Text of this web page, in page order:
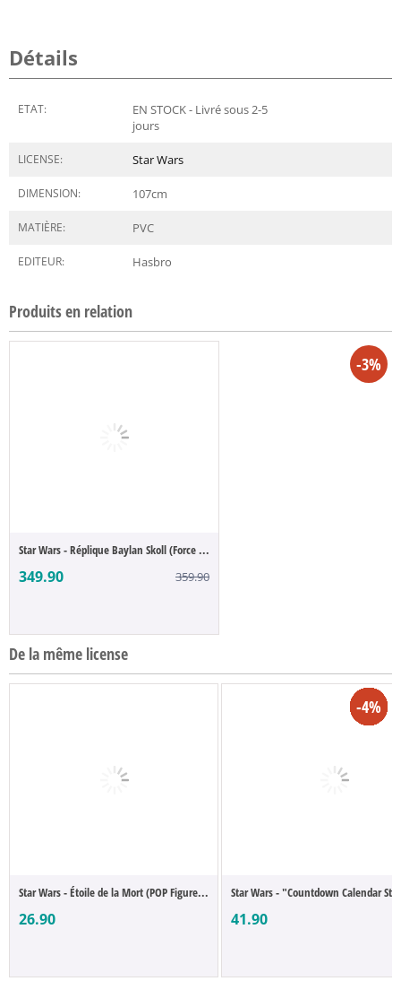
Détails
ETAT:
EN STOCK - Livré sous 2-5
jours
LICENSE: Star Wars
DIMENSION: 107cm
MATIÈRE: PVC
EDITEUR: Hasbro
Produits en relation
-3%
Star Wars - Réplique Baylan Skoll (Force ...
349.90 359.90
De la même license
Star Wars - Étoile de la Mort (POP Figure...
26.90
-2%
Star Wars - "Countdown Calendar
41.90
-23%
-23%
-27%
-27%
-3%
-12%
-4%
-27%
-27%
-8%
-3%
-7%
-6%
-16%
-8%
-3%
-3%
-8%
-3%
-8%
-12%
-4%